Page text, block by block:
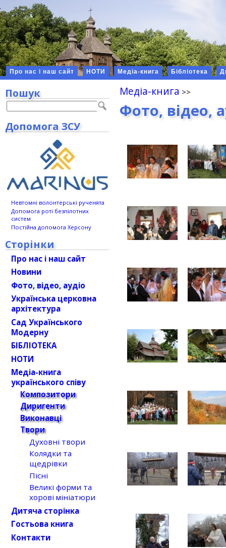
Про нас і наш сайт НОТИ Медіа-книга Бібліотека
Медіа-книга
Фото, відео,
Пошук
Допомога ЗСУ
Невтомні волонтерські рученята
Допомога роті безпілотних
систем
Постійна допомога Херсону
Сторінки
Про нас і наш сайт
Новини
Фото, відео, аудіо
Українська церковна
архітектура
Сад Українського
Модерну
БІБЛІОТЕКА
НОТИ
Медіа-книга
українського співу
Композитори
Диригенти
Виконавці
Твори
Духовні твори
Колядки та
щедрівки
Пісні
Великі форми та
хорові мініатюри
Дитяча сторінка
Гостьова книга
Контакти